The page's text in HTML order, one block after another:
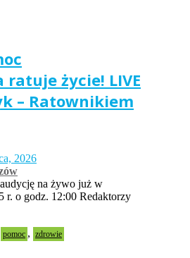
ratuje życie! LIVE
– Ratownikiem
2026
na żywo już w
r. o godz. 12:00 Redaktorzy
pomoc , zdrowie